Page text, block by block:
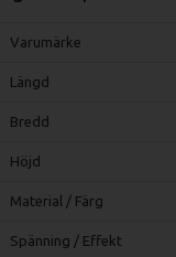
Varumärke
Längd
Bredd
Höjd
Material / Färg
Spänning / Effekt